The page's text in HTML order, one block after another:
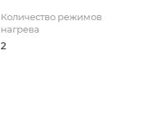
Количество режимов
нагрева
2